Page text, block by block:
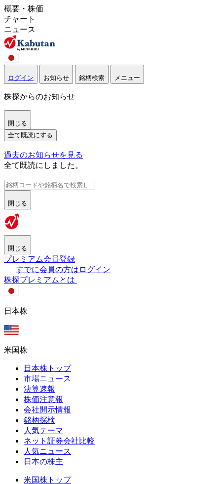
概要・株価
チャート
ニュース
ログイン お知らせ 銘柄検索 メニュー
株探からのお知らせ
閉じる
全て既読にする
過去のお知らせを見る
全て既読にしました。
閉じる
閉じる
プレミアム会員登録
すでに会員の方はログイン
株探プレミアムとは
日本株
米国株
日本株トップ
市場ニュース
決算速報
株価注意報
会社開示情報
銘柄探検
人気テーマ
ネット証券会社比較
人気ニュース
日本の株主
米国株トップ